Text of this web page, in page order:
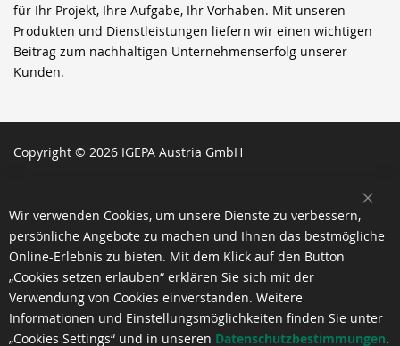
für Ihr Projekt, Ihre Aufgabe, Ihr Vorhaben. Mit unseren
Produkten und Dienstleistungen liefern wir einen wichtigen
Beitrag zum nachhaltigen Unternehmenserfolg unserer
Kunden.
Copyright © 2026 IGEPA Austria GmbH
Wir verwenden Cookies, um unsere Dienste zu verbessern,
persönliche Angebote zu machen und Ihnen das bestmögliche
Online-Erlebnis zu bieten. Mit dem Klick auf den Button
„Cookies setzen erlauben“ erklären Sie sich mit der
Verwendung von Cookies einverstanden. Weitere
Informationen und Einstellungsmöglichkeiten finden Sie unter
„Cookies Settings“ und in unseren Datenschutzbestimmungen.